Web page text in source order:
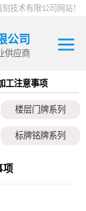
技术有限公司网站！
公司
供应商
工注意事项
楼层门牌系列
标牌铭牌系列
项